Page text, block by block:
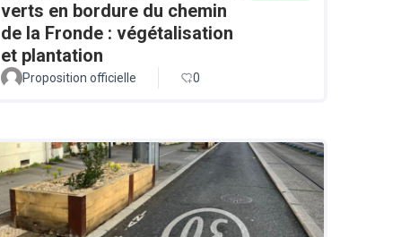
verts en bordure du chemin
de la Fronde : végétalisation
et plantation
Proposition officielle 0